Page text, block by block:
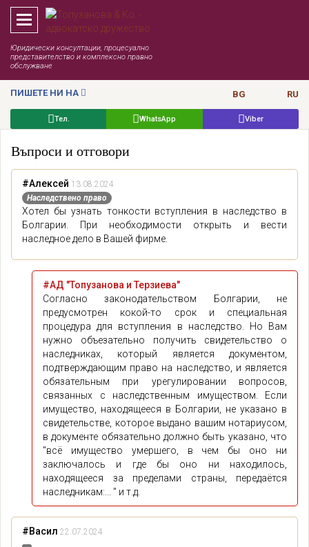
Юридически консултации, процесуално
представителство и комплексно правно
обслужване
ПИШЕТЕ НИ НА BG RU
Тел. WhatsApp Viber
Въпроси и отговори
#Алексей 13.08.2024
Наследствено право
Хотел бы узнать тонкости вступления в наследство в
Болгарии. При необходимости открыть и вести
наследное дело в Вашей фирме.
#АД "Топузанова и Терзиева"
Согласно законодательством Болгарии, не
предусмотрен кокой-то срок и специальная
процедура для вступления в наследство. Но Вам
нужно объезательно получить свидетельство о
наследниках, который является документом,
подтверждающим право на наследство, и является
обязательным при урегулировании вопросов,
связанных с наследственным имуществом. Если
имущество, находящееся в Болгарии, не указано в
свидетельстве, которое выдано вашим нотариусом,
в документе обязательно должно быть указано, что
"всё имущество умершего, в чем бы оно ни
заключалось и где бы оно ни находилось,
находящееся за пределами страны, передаётся
наследникам:... " и т.д.
#Васил 22.07.2024